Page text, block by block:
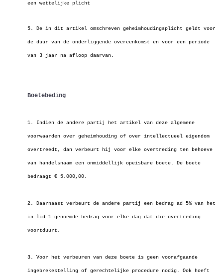
een wettelijke plicht
5. De in dit artikel omschreven geheimhoudingsplicht geldt voor
de duur van de onderliggende overeenkomst en voor een periode
van 3 jaar na afloop daarvan.
Boetebeding
1. Indien de andere partij het artikel van deze algemene
voorwaarden over geheimhouding of over intellectueel eigendom
overtreedt, dan verbeurt hij voor elke overtreding ten behoeve
van handelsnaam een onmiddellijk opeisbare boete. De boete
bedraagt € 5.000,00.
2. Daarnaast verbeurt de andere partij een bedrag ad 5% van het
in lid 1 genoemde bedrag voor elke dag dat die overtreding
voortduurt.
3. Voor het verbeuren van deze boete is geen voorafgaande
ingebrekestelling of gerechtelijke procedure nodig. Ook hoeft